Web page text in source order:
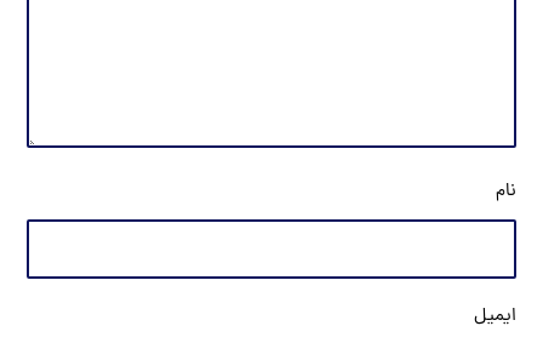
نام
ایمیل